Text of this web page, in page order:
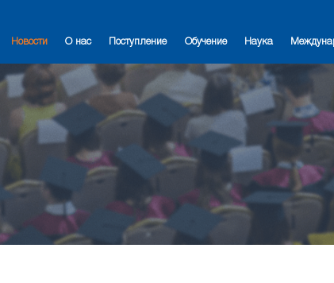
Новости О нас Поступление Обучение Наука